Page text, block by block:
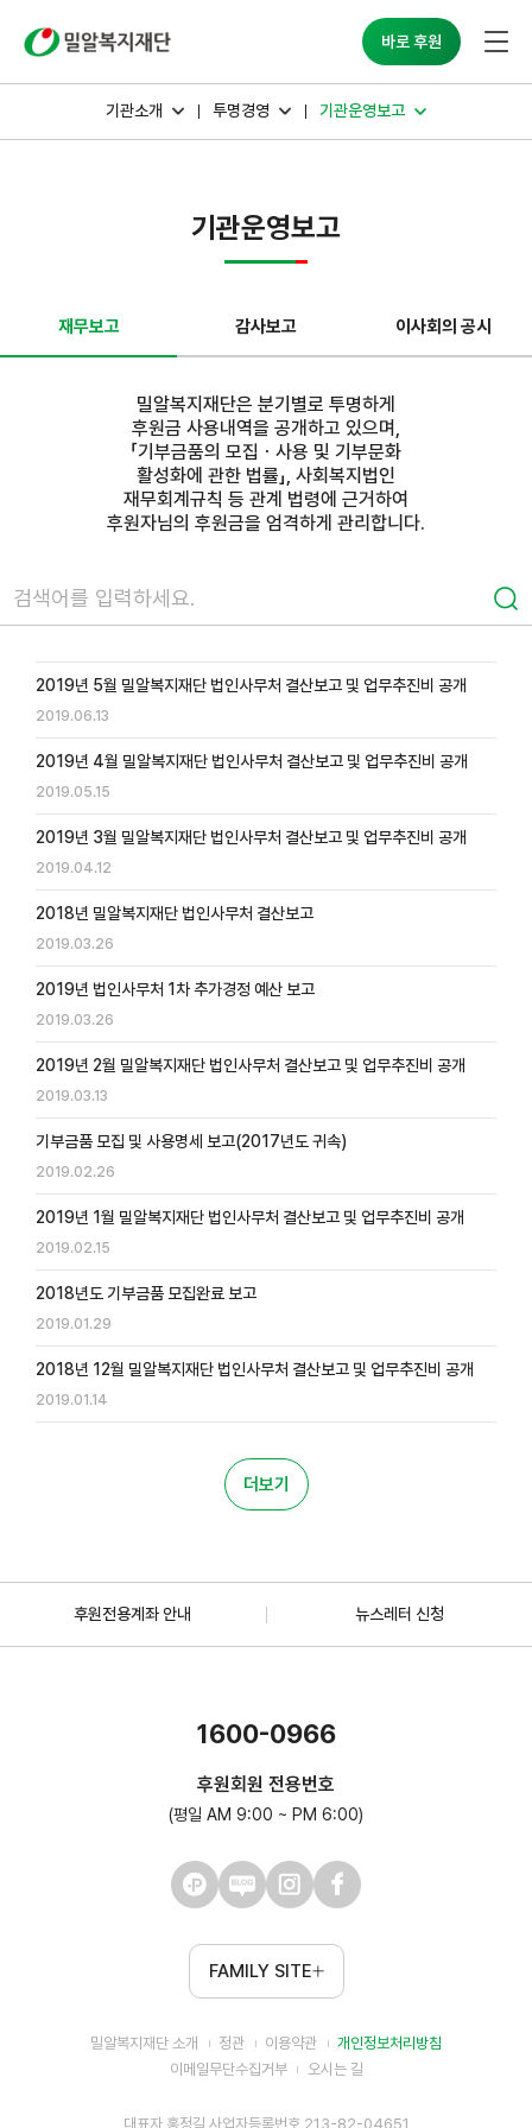
바로 후원
기관소개 투명경영 기관운영보고
기관운영보고
재무보고 감사보고 이사회의 공시
밀알복지재단은 분기별로 투명하게
후원금 사용내역을 공개하고 있으며,
「기부금품의 모집ㆍ사용 및 기부문화
활성화에 관한 법률」, 사회복지법인
재무회계규칙 등 관계 법령에 근거하여
후원자님의 후원금을 엄격하게 관리합니다.
2019년 5월 밀알복지재단 법인사무처 결산보고 및 업무추진비 공개
2019.06.13
2019년 4월 밀알복지재단 법인사무처 결산보고 및 업무추진비 공개
2019.05.15
2019년 3월 밀알복지재단 법인사무처 결산보고 및 업무추진비 공개
2019.04.12
2018년 밀알복지재단 법인사무처 결산보고
2019.03.26
2019년 법인사무처 1차 추가경정 예산 보고
2019.03.26
2019년 2월 밀알복지재단 법인사무처 결산보고 및 업무추진비 공개
2019.03.13
기부금품 모집 및 사용명세 보고(2017년도 귀속)
2019.02.26
2019년 1월 밀알복지재단 법인사무처 결산보고 및 업무추진비 공개
2019.02.15
2018년도 기부금품 모집완료 보고
2019.01.29
2018년 12월 밀알복지재단 법인사무처 결산보고 및 업무추진비 공개
2019.01.14
더보기
후원전용계좌 안내 뉴스레터 신청
1600-0966
후원회원 전용번호
(평일 AM 9:00 ~ PM 6:00)
FAMILY SITE
밀알복지재단 소개 정관 이용약관
개인정보처리방침
이메일무단수집거부
오시는 길
대표자 홍정길 사업자등록번호 213-82-04651